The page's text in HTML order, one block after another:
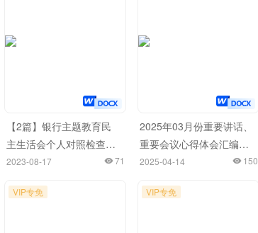
【2篇】银行主题教育民
主生活会个人对照检查材
料 检视剖析 发言提纲
2023-08-17 71
2025年03月份重要讲话、
重要会议心得体会汇编
（94篇）
2025-04-14 150
VIP专免 VIP专免